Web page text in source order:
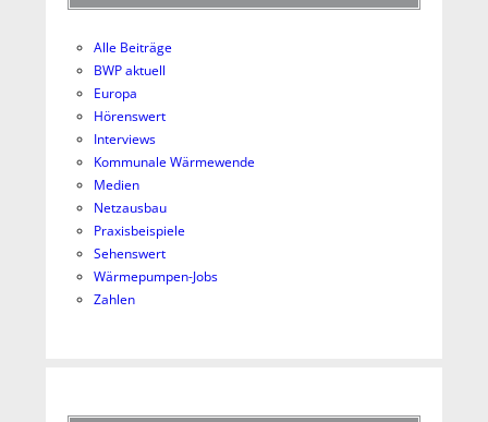
Alle Beiträge
BWP aktuell
Europa
Hörenswert
Interviews
Kommunale Wärmewende
Medien
Netzausbau
Praxisbeispiele
Sehenswert
Wärmepumpen-Jobs
Zahlen